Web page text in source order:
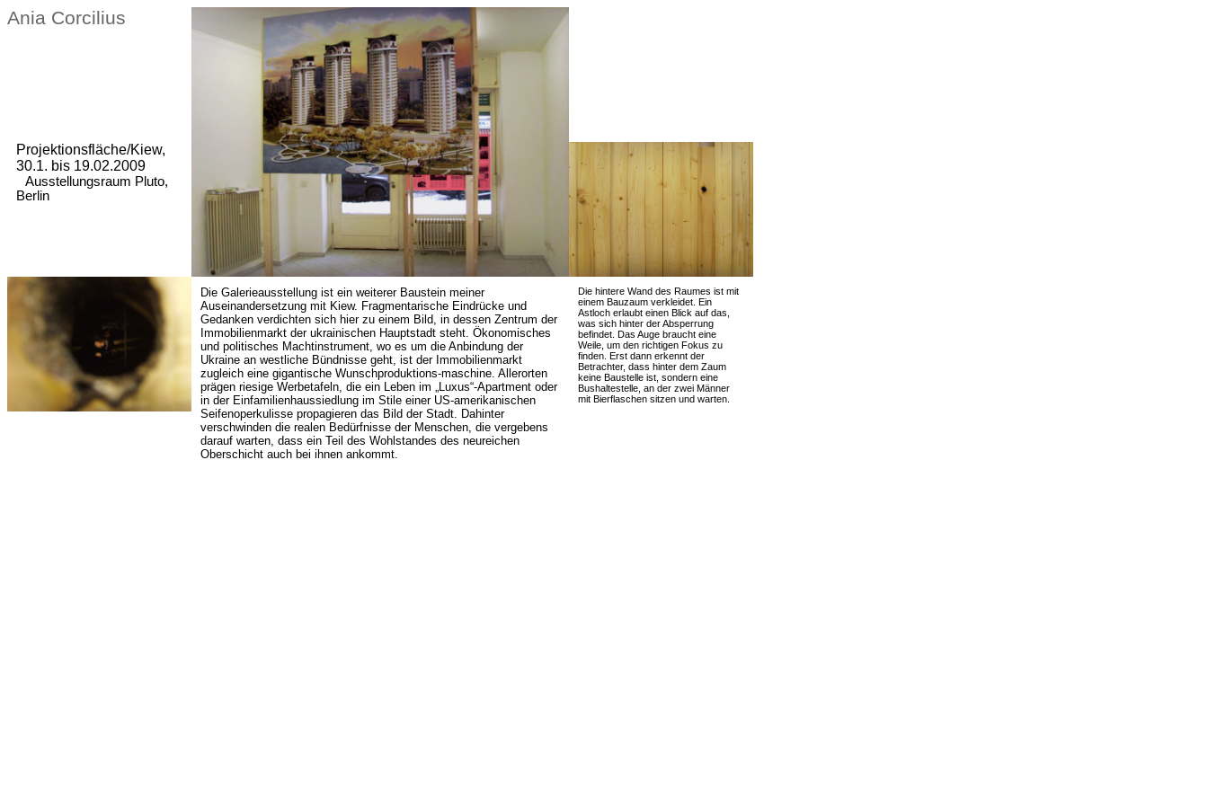
Ania Corcilius
Projektionsfläche/Kiew,
30.1. bis 19.02.2009
Ausstellungsraum Pluto,
Berlin
Die Galerieausstellung ist ein weiterer Baustein meiner
Auseinandersetzung mit Kiew. Fragmentarische Eindrücke und
Gedanken verdichten sich hier zu einem Bild, in dessen Zentrum der
Immobilienmarkt der ukrainischen Hauptstadt steht. Ökonomisches
und politisches Machtinstrument, wo es um die Anbindung der
Ukraine an westliche Bündnisse geht, ist der Immobilienmarkt
zugleich eine gigantische Wunschproduktions-maschine. Allerorten
prägen riesige Werbetafeln, die ein Leben im „Luxus“-Apartment oder
in der Einfamilienhaussiedlung im Stile einer US-amerikanischen
Seifenoperkulisse propagieren das Bild der Stadt. Dahinter
verschwinden die realen Bedürfnisse der Menschen, die vergebens
darauf warten, dass ein Teil des Wohlstandes des neureichen
Oberschicht auch bei ihnen ankommt.
Die hintere Wand des Raumes ist mit
einem Bauzaum verkleidet. Ein
Astloch erlaubt einen Blick auf das,
was sich hinter der Absperrung
befindet. Das Auge braucht eine
Weile, um den richtigen Fokus zu
finden. Erst dann erkennt der
Betrachter, dass hinter dem Zaum
keine Baustelle ist, sondern eine
Bushaltestelle, an der zwei Männer
mit Bierflaschen sitzen und warten.